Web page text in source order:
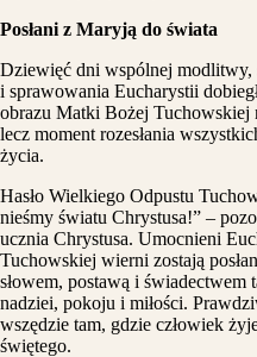
Posłani z Maryją do świata
Dziewięć dni wspólnej modlitwy,
i sprawowania Eucharystii
obrazu Matki Bożej Tuchowskiej
lecz moment rozesłania
życia.
Hasło Wielkiego Odpustu
nieśmy światu Chrystusa!” –
ucznia Chrystusa. Umocnieni
Tuchowskiej wierni zostają
słowem, postawą i świadectwem
nadziei, pokoju i miłości.
wszędzie tam, gdzie człowiek
świętego.